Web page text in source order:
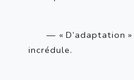
— « D’adaptation »
incrédule.